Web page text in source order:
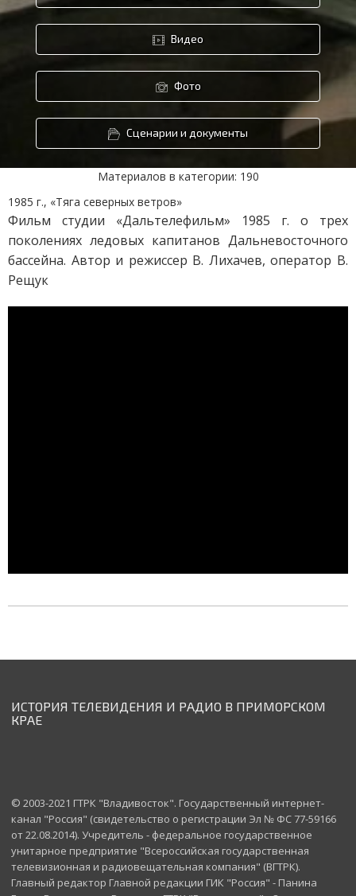
Видео
Фото
Сценарии и документы
Материалов в категории: 190
1985 г., «Тяга северных ветров»
Фильм студии «Дальтелефильм» 1985 г. о трех
поколениях ледовых капитанов Дальневосточного
бассейна. Автор и режиссер В. Лихачев, оператор В.
Рещук
ИСТОРИЯ ТЕЛЕВИДЕНИЯ И РАДИО В ПРИМОРСКОМ
КРАЕ
© 2003-2021 ГТРК "Владивосток". Государственный интернет-
канал "Россия" (свидетельство о регистрации Эл № ФС 77-59166
от 22.08.2014). Учредитель - федеральное государственное
унитарное предприятие "Всероссийская государственная
телевизионная и радиовещательная компания" (ВГТРК).
Главный редактор Главной редакции ГИК "Россия" - Панина